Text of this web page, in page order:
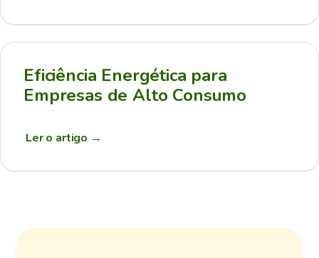
Eficiência Energética para
Empresas de Alto Consumo
Ler o artigo →